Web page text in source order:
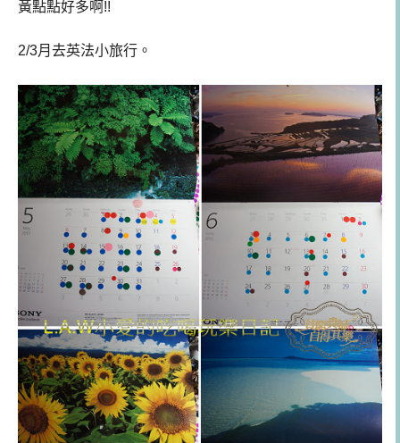
黃點點好多啊!!
2/3月去英法小旅行。